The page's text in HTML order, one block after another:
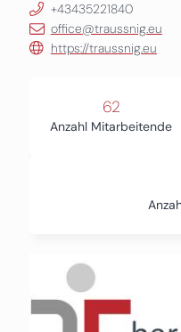
+43435221840
office@traussnig.eu
https://traussnig.eu
62
Anzahl Mitarbeitende